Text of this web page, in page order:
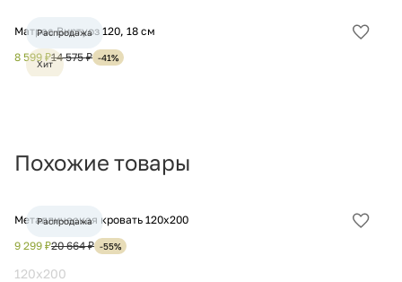
Матрас Виртуоз 120, 18 см
8 599 ₽14 575 ₽ -41%
Распродажа
Хит
Похожие товары
Металлическая кровать 120х200
9 299 ₽20 664 ₽ -55%
Распродажа
120x200